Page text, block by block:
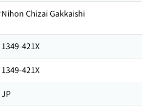
Nihon Chizai Gakkaishi
1349-421X
1349-421X
JP